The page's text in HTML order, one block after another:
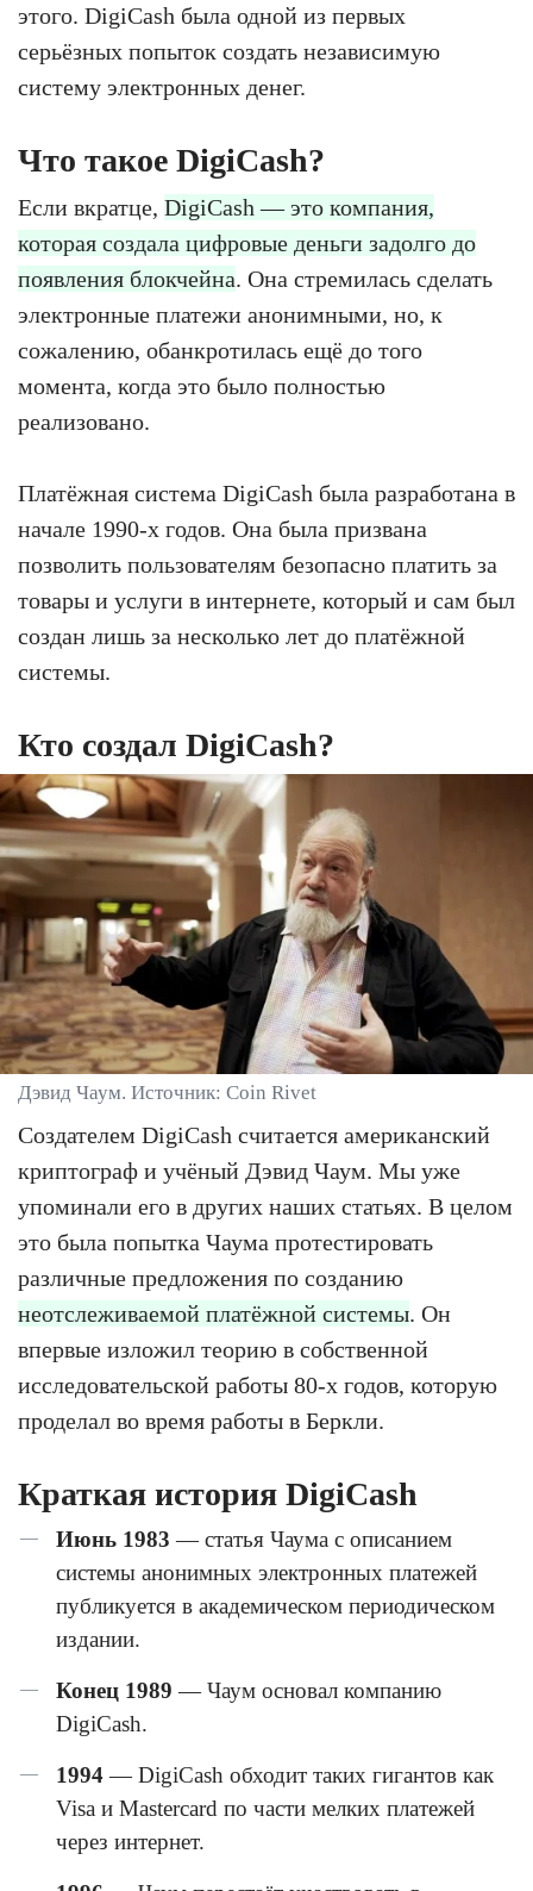
этого. DigiCash была одной из первых
серьёзных попыток создать независимую
систему электронных денег.
Что такое DigiCash?
Если вкратце, DigiCash — это компания,
которая создала цифровые деньги задолго до
появления блокчейна. Она стремилась сделать
электронные платежи анонимными, но, к
сожалению, обанкротилась ещё до того
момента, когда это было полностью
реализовано.
Платёжная система DigiCash была разработана в
начале 1990-х годов. Она была призвана
позволить пользователям безопасно платить за
товары и услуги в интернете, который и сам был
создан лишь за несколько лет до платёжной
системы.
Кто создал DigiCash?
Дэвид Чаум. Источник: Coin Rivet
Создателем DigiCash считается американский
криптограф и учёный Дэвид Чаум. Мы уже
упоминали его в других наших статьях. В целом
это была попытка Чаума протестировать
различные предложения по созданию
неотслеживаемой платёжной системы. Он
впервые изложил теорию в собственной
исследовательской работы 80-х годов, которую
проделал во время работы в Беркли.
Краткая история DigiCash
Июнь 1983 — статья Чаума с описанием
системы анонимных электронных платежей
публикуется в академическом периодическом
издании.
Конец 1989 — Чаум основал компанию
DigiCash.
1994— DigiCash обходит таких гигантов как
Visa и Mastercard по части мелких платежей
через интернет.